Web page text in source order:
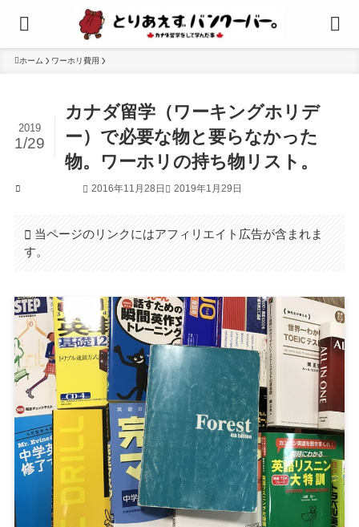
ホーム ワーホリ費用
カナダ留学（ワーキングホリデ
ー）で必要な物と要らなかった
物。ワーホリの持ち物リスト。
2019
1/29
2016年11月28日 2019年1月29日
当ページのリンクにはアフィリエイト広告が含まれま
す。